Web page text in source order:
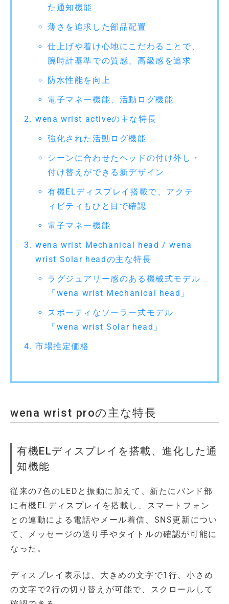
た通知機能
薄さを追求した部品配置
仕上げや着け心地にこだわることで、
腕時計基準での質感、高級感を追求
防水性能を向上
電子マネー機能、活動ログ機能
wena wrist activeの主な特長
強化された活動ログ機能
シーンに合わせたヘッドの付け外し・
付け替えができる新デザイン
有機ELディスプレイ搭載で、アクテ
ィビティもひと目で確認
電子マネー機能
wena wrist Mechanical head / wena
wrist Solar headの主な特長
ラグジュアリー感のある機械式モデル
「wena wrist Mechanical head」
スポーティなソーラー式モデル
「wena wrist Solar head」
市場推定価格
wena wrist proの主な特長
有機ELディスプレイを搭載、進化した通
知機能
従来の7色のLEDと振動に加えて、新たにバンド部
に有機ELディスプレイを搭載し、スマートフォン
との連動による電話やメール着信、SNS更新につい
て、メッセージの送り手やタイトルの確認が可能に
なった。
ディスプレイ表示は、大きめの文字で1行、小さめ
の文字で2行の切り替えが可能で、スクロールして